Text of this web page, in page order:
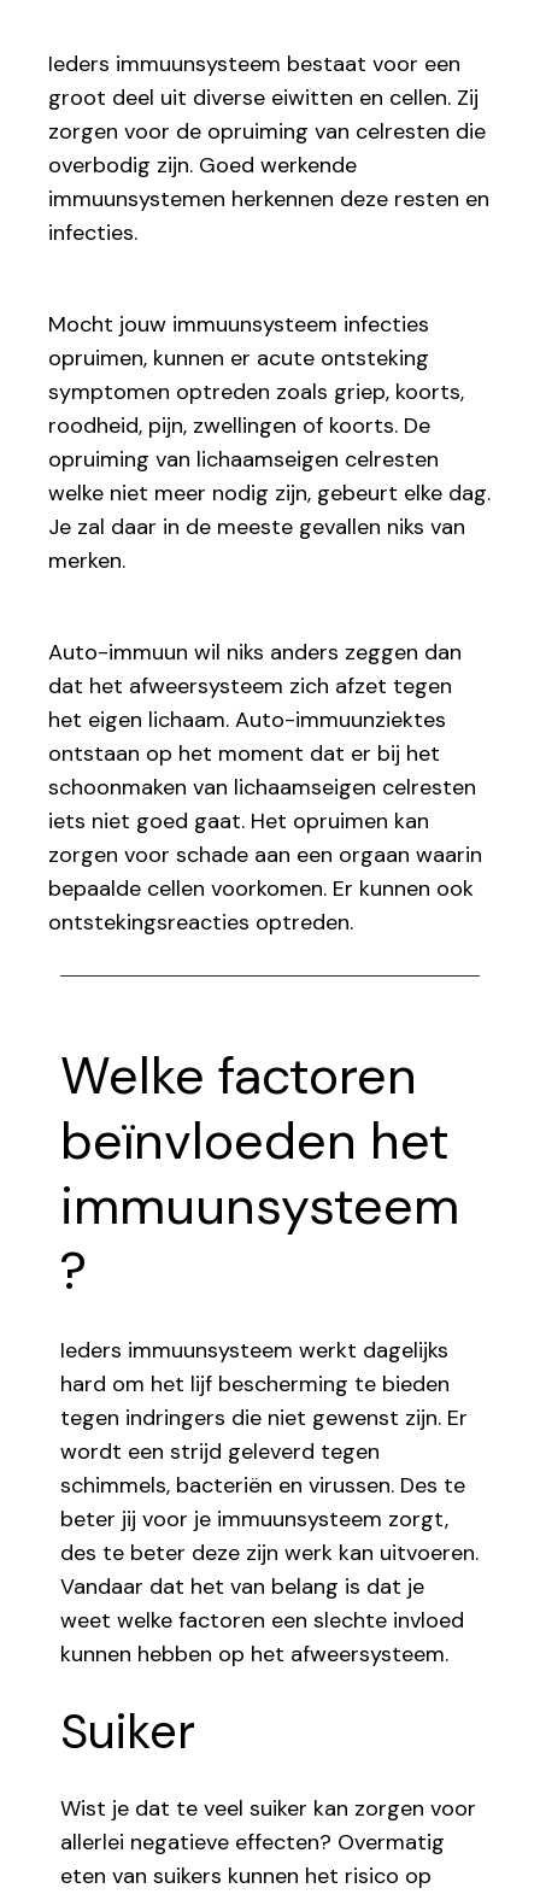
Ieders immuunsysteem bestaat voor een
groot deel uit diverse eiwitten en cellen. Zij
zorgen voor de opruiming van celresten die
overbodig zijn. Goed werkende
immuunsystemen herkennen deze resten en
infecties.
Mocht jouw immuunsysteem infecties
opruimen, kunnen er acute ontsteking
symptomen optreden zoals griep, koorts,
roodheid, pijn, zwellingen of koorts. De
opruiming van lichaamseigen celresten
welke niet meer nodig zijn, gebeurt elke dag.
Je zal daar in de meeste gevallen niks van
merken.
Auto-immuun wil niks anders zeggen dan
dat het afweersysteem zich afzet tegen
het eigen lichaam. Auto-immuunziektes
ontstaan op het moment dat er bij het
schoonmaken van lichaamseigen celresten
iets niet goed gaat. Het opruimen kan
zorgen voor schade aan een orgaan waarin
bepaalde cellen voorkomen. Er kunnen ook
ontstekingsreacties optreden.
Welke factoren
beïnvloeden het
immuunsysteem
?
Ieders immuunsysteem werkt dagelijks
hard om het lijf bescherming te bieden
tegen indringers die niet gewenst zijn. Er
wordt een strijd geleverd tegen
schimmels, bacteriën en virussen. Des te
beter jij voor je immuunsysteem zorgt,
des te beter deze zijn werk kan uitvoeren.
Vandaar dat het van belang is dat je
weet welke factoren een slechte invloed
kunnen hebben op het afweersysteem.
Suiker
Wist je dat te veel suiker kan zorgen voor
allerlei negatieve effecten? Overmatig
eten van suikers kunnen het risico op